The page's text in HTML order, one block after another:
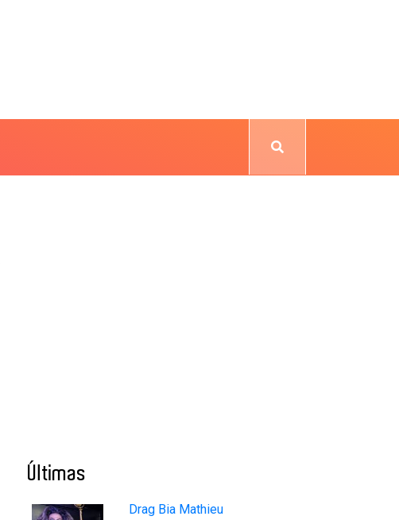
Últimas
Drag Bia Mathieu